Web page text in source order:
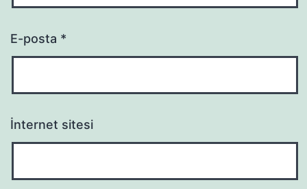
E-posta *
İnternet sitesi